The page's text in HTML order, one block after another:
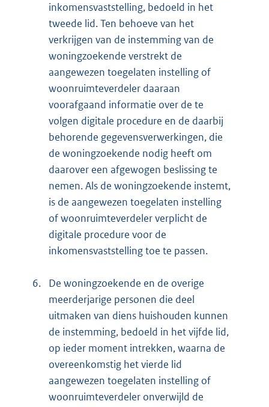
inkomensvaststelling, bedoeld in het
tweede lid. Ten behoeve van het
verkrijgen van de instemming van de
woningzoekende verstrekt de
aangewezen toegelaten instelling of
woonruimteverdeler daaraan
voorafgaand informatie over de te
volgen digitale procedure en de daarbij
behorende gegevensverwerkingen, die
de woningzoekende nodig heeft om
daarover een afgewogen beslissing te
nemen. Als de woningzoekende instemt,
is de aangewezen toegelaten instelling
of woonruimteverdeler verplicht de
digitale procedure voor de
inkomensvaststelling toe te passen.
6.
De woningzoekende en de overige
meerderjarige personen die deel
uitmaken van diens huishouden kunnen
de instemming, bedoeld in het vijfde lid,
op ieder moment intrekken, waarna de
overeenkomstig het vierde lid
aangewezen toegelaten instelling of
woonruimteverdeler onverwijld de